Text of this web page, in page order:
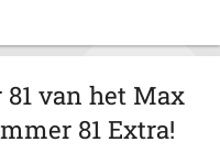
van het Max
81 Extra!